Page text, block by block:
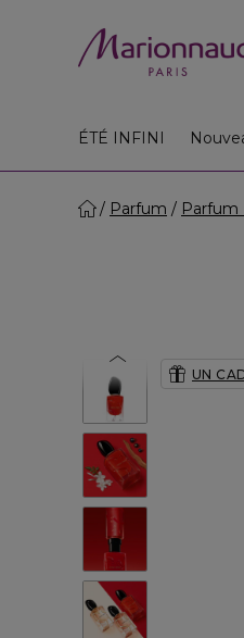
ÉTÉ INFINI
Parfum Parfum
UN